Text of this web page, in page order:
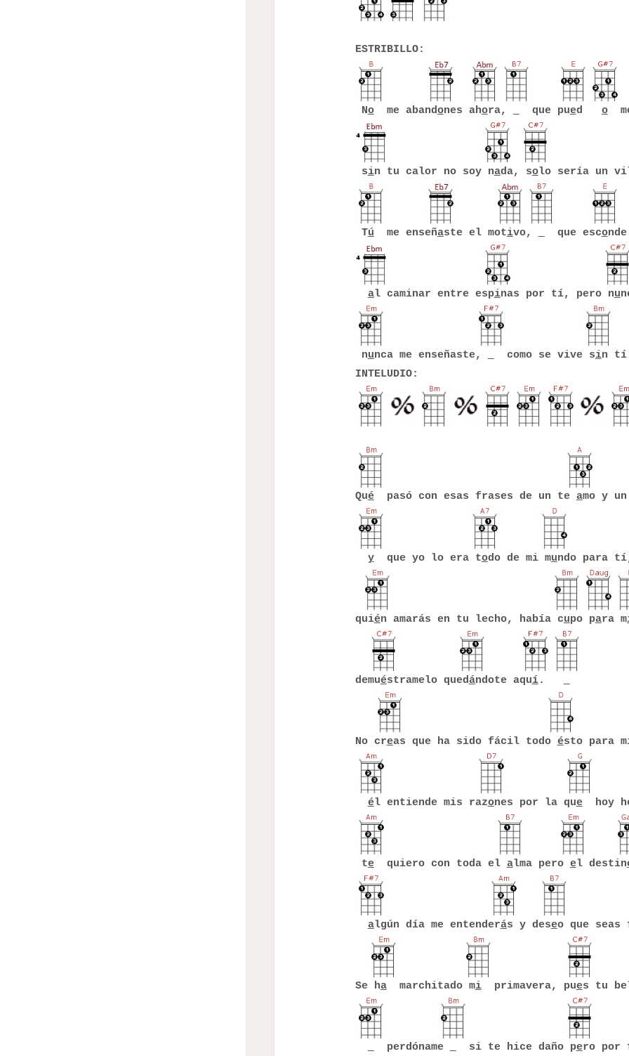
ESTRIBILLO:
Nome abandones ahora, que pued o
sin tu calor no soy nada, solo sería un vil
Tú me enseñaste el motivo, que esco
al caminar entre espinas por tí, pero nu
nunca me enseñaste, como se vive sin
INTELUDIO:
Quépasó con esas frases de un te amo y
yque yo lo era todo de mi mundo para
quién amarás en tu lecho, había cupo para m
demuéstramelo quedándote aquí.
No creas que ha sido fácil todo ésto para
él entiende mis razones por la quehoy
tequiero con toda el alma pero el destin
algún día me entenderás y deseo que seas
Se hamarchitado miprimavera, pues tu
perdóname si te hice daño pero por